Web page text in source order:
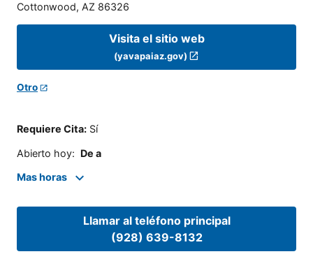
Cottonwood, AZ 86326
Visita el sitio web
(yavapaiaz.gov)
Otro
Requiere Cita: Sí
Abierto hoy: De a
Mas horas
Llamar al teléfono principal
(928) 639-8132